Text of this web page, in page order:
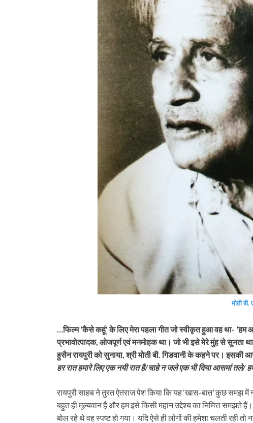
मोती बी.
…फिल्म ‘कैसे कहूं’ के लिए मेरा पहला गीत जो स्वीकृत हुआ वह था-
प्रभावोत्पादक, ओजपूर्ण एवं मनमोहक था। जो भी इसे मेरे मुंह से
हुसैन रायपुरी को सुनाया, श्री मोती बी. गिडवानी के कहने पर। इसकी
हर रात हमारे लिए एक नयी रात है/चाहे न जले एक भी दिया आसमां
रायपुरी साहब ने तुरत ऐतराज पेश किया कि यह ‘खास-बात’ कुछ समझ
बहुत ही मूल्यवान है और हम इसे किसी महान उद्देश्य का निमित्त समझते
बोल रहे थे वह स्पष्ट हो गया। यदि ऐसे ही लोगों की हमेशा चलती रही